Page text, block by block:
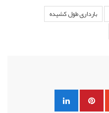
بارداری طول کشیده